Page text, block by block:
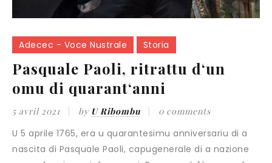
Adecec - Voce Nustrale Storia
Pasquale Paoli, ritrattu d‘un
omu di quarant‘anni
5 avril 2021 by U Ribombu 0 comments
U 5 aprile 1765, era u quarantesimu anniversariu di a nascita di Pasquale Paoli, capugenerale di a nazione corsa dapoi quasi dece anni. Pruvemu à fà, secondu certe testimunianze, u ritrattu di issu omu di quaranta anni. Ottu ghjorni dopu issu 5 aprile, Marbeuf u scontra tramezu à Bastia è San Fiurenzu. Scrive à Choiseul : “Le général Paoli est un homme assez intéressant pour que vous soyez peut-être bien aise de savoir ce qui le concerne. Il est grand et assez gros, blond il a un fort beau teint et une figure fort riante. Il est étonnant qu‘un homme dans sa position ait l‘air aussi frais, et aussi peu occupé…“. Quandu, à u mese di uttobre di u 1766, James Boswell ghjunghje in Suddacarò cù una lettera di ricumandazione di Jean-Jacques Rousseau, Paoli hà quaranta anni è sei mesi. U giovanu inglese, chì ellu hà vinticinque anni, trova un omu grande, forte, ben fattu, vistutu di verde è d‘oru. Nanzu, Paoli avia l‘abitutine di vestesi à a corsa, ma dapoi ch‘elli eranu ghjunti i Francesi per aiutà i Genuvesi, pensava chì una certa eleganza pudia fà impressione. Boswell restò abbacciacatu davanti à u capiguvernu di un paisichjulu cum‘è a Corsica. Hè vera chì a nomina avia francatu i mari. Boccheciampe avia fattu entre l‘Inglese in a sala di travagliu di Paoli, è l‘avia lasciati soli. Boswell si trova dipunta à un omu maestosu, energicu, impunente, chì u feghja cù un sguardu acutu, un sguardu chì li ghjunghje à l‘osse. Subitu hè intimuritu, è po, pianu pianu, si ripiglia. U generale li parlava senza famigliarità ma cù naturale. Paoli era un omu assennatu, francu, agradevule. Era sempre à boccarisa senza permettesi di scaccanà. Boswell passò una settimana in Suddacarò, è fù maravigliatu. Più di una volta si truvò solu à parlà cù Paoli. U generale era sempre in muvimentu. Sì ellu ùn era troppu stancu, ùn pusava. Passava è venia, tranquillu, cù una andatura marziale, è parlava di tuttu… in inglese, in francese, o in talianu. Avia assai memoria. Ritenia nomi è casate, cunnuscia i caratteri di e persone, e parentie, è citava autori latini. A so cultura era immensa. U so spiritu era adurnatu d una mansa di cunnuscenze. A so cunversazione era, attempu, istruttiva è divertente. Boswell conta ancu ch‘ellu avia u donu di prevede, svegliulu è durmendu, fatti à vene. L‘omu era calmu, è sapia cumandà. Avia una pruntezza di mente superiore. Un ghjornu ch‘elli li avianu purtatu un traditore, Boswell l‘hà vistu fighjalu cù un ochjacciu, ghjustu una piccula stonda, è po rivene tranquillu, placidu. L‘hà ancu vistu a mane à bon‘ora quandu ellu facia a so pulizia è ch‘ellu si vestia. Ancu tandu avia un cumpurtamentu degnu. A‘ tavula, u pastu era bundante ma semplice. Arricurdemuci ch‘ellu si facia serve patate per incuragginne a cultura à una epica chì in Francia ùn e cunnuscianu ancu. Un‘ li piacianu e pietanze cumplicate è mai beia vini ghjunti da fora. Quandu Boswell si ne andò, per ellu Pasquale Paoli era un omu strasurdinariu, un eroe. U 13 ghjugnu 1769, trentacinque ghjorni dopu a disfatta di Pontenovu, l‘eroe si imbarcava in Portivechju per l‘esiliu. Avia quarantaquattru anni. Trè mesi dopu era in Inghilterra duve ellu hè statu più di vinti anni. Passò per Livornu, Firenze, Bologna, Mantova, Verona, Vienna, Monacu di Baviera, Francuforte, l‘Aia, Utrecht è Amsterdam. Dapertuttu era fistighjatu cum‘è u campione di a Libertà. Era accoltu da i duca è da i rè. In Mantova, duve ellu si hè fermatu una decina di ghjorni, hè statu ricevutu da l‘imperatore austriacciu, Ghjiseppu Secondu. Custì ci era Padre Saveriu Bettinelli, un ghjesuitu di una quarantina di anni, digià celebre cum‘è prufessore, scrittore, puetu, criticu litterariu. Currispundia cù Voltaire è cunniscia a lingua francese quant‘è a taliana. In una lettera à “Madame de l‘Hôpital“, Bettinelli dice : “Après plusieurs conversations que j‘ai eu avec cet homme célèbre, et peu connu hors de la Corse, il me paraît digne d‘être peint pour l‘honneur de l‘humanité, et de notre siècle, qui n‘est pas riche et peut avoir besoin d‘exemples. Je l‘ai considéré en bien et en mal, mais je n‘ai vu que le beau côté. S‘il en a un mauvais, il le cache bien. Il est d‘une taille avantageuse, bien faite, et dans les proportions d‘un corps robuste : le visage beau, tous les traits réguliers, blond tirant au roux, les yeux vifs et pleins de douceur, et encore plus de feu, quoique bleus lorsqu‘il s‘anime en parlant.“ Chì Pasquale Paoli era grande è rubustu, a ci avia digià detta Boswell. D‘altronde, avemu d‘ellu qualchì ritrattu di issa epica. Per esempiu, quandu ellu passò in Amsterdam, ci era una pittrice francese, Sophie Caron. Fece un ritrattu chì ghjè statu incisu nantu à ramu da Hubraken, stampatu è distribuitu à chì ne vulia. Contanu chì, quandu Sophie Caron fece u ritrattu, dumandò à Paoli chì vestura andava a megliu. E‘ Paoli averebbi rispostu : “Per esse in u veru, ci vurebbi à riprisentami in camisgia… chì a Francia mi hà spugliatu“. In Amsterdam ci era dinù un abate francese, Gabriel- François Coyer, chì hà vistu à Paoli è hà scrittu : “Paoli n‘a ni la taille, ni l‘air héroïque : il n‘a même pas l‘air italien. Sans être grand, il a les épaules assez larges, le teint fort blanc, des cheveux blonds, une physionomie douce et modeste“. Qualchì ghjornu nanzu, à Francuforte, Paoli avia scontru un giuvanottu, incunnusciutu tandu, ma chì serà prestu celebre in u mondu interu : Johann Wolfgang von Goethe. Goethe hà dettu chì Paoli era un bellu omu, smirzu, biondu, graziosu, affabile. Isse parulle sò state scritte una cinquantina di anni dopu in un libru autobiograficu intitulatu “Puesia è Verità“, è bisogna à mette da cantu quella chì face di Paoli un omu “smirzu“. Ciò chì hè sicuru, hè chì Paoli avia u fisicu di un omu di u nordu. U litteratore inglese Oraziu Walpole hà scrittu: “era accantu à ellu dapoi qualchì minutu è u pigliava per un ufficiale inglese, o almenu scuzzese“. Tandu, semu sempre in 69. Quattru anni dopu, u filosofu è puetu inglese James Beattie, scrive : “Paoli hà un carnatu chjaru è culuritu. Hà l‘ochji neri acuti. Misura, credu, cinque pedi è nove pollici (ciò chì ferebbi un metru è ottantacinque, allora chì l‘abate Expilly, geografu francese venutu in Corsica, dice “5 pieds, 5 pouces“, dunque un metru è settantasei). Hè rubustu ma micca sgalabatu. E so manere sò semplice è degne. U so sguardu, u so parlà, sò quelli di un superiore, ma ùn hè nè severu nè fieru. A‘ u cuntrariu, hè assai curtese. Un surisu schjarisce a so faccia senza mai cambiassi in risa. I so tratti sò regulari è piacenti.“ Per Beattie, Paoli hè ochjineru, allora chì Bettinelli hà dettu “bleus lorsqu‘il s‘anime en parlant“. Vistu u so fisicu di biondu si pò pensà à ochji naturalmente verdi turchini ma chì cambianu di culore secondu l‘ambiente. Bettinelli dà dinù una precisione pè u culore di i capelli. Dice : “blonds, tirant sur le roux“. L‘Alemani, l‘Inglesi, l‘anu vistu biondu è basta, ma hè nurmale chì un Talianu sia più attenti à un culore chì ùn hè micca cumunu in u so paese. In Corsica, capibiondi è capirossi ci ne hè quantunque parechji. Un‘ sò sì d‘altra ghjente hà parlatu di issu culore di i capelli di paoli, ma Guerrazzi chì si hè ducumentatu per scrive u so rumanzu “Pasquale Paoli ossia la rotta di Pontenuovo“ parla di capelli “di colore fulvo“, vene à dì russicciu. Cuntinuvemu a lettera di Padre Bettinelli à “Madame de l‘Hôpital“ : “Sa figure intéressante et son port majestueux arrêtent les regards de tout le monde. On le croirait un homme de 40 ans et il en a 44 accomplis. Son tempérament est donc bien fort, après tant de peines et de travaux. Toute saison lui est égale, tout aliment indifférent. Il est sobre en tout, et les plaisirs de l‘âme semblent les seuls qu‘il aime. Quoique très poli avec les dames, et n‘ignorant pas cet air de galanterie qu‘elles exigent des hommes aimables, on voit qu‘il n‘est pas de la profession et qu‘il ne s‘en occupe que par politesse (Paoli avia dettu à Boswell chì mai si mariterebbi, ch‘ellu ùn avia e virtù cunghjugale. O allora ch‘ellu si mariterebbi cù una donna ricca immensa chì metterebbi a so furtuna à u serviziu di a patria) ; je l‘ai vu avec elles, et c‘était un homme du monde ; je l‘ai vu avec les enfants de ces dames, et il descendait naturellement jusqu‘à eux. Il est tout ce qu‘il doit être et il l‘est sans efforts. L‘éloquence lui est naturelle ; les occasions de parler en public ne sont plus ; mais ses discours les plus indifférents font conjecturer ce qu‘il était à la tête de la nation.“ “Une voix claire et agréable, le geste vif et plein d‘action, tous ses mouvements font sentir la force de l‘âme, et les grâces de la personne. L‘Anglais, le Français, le Latin lui sont familiers, mais il préfère l‘Italien, sa langue naturelle, qu‘il parle très bien - Per l‘inglese, Boswell conta chì Paoli l‘avia amparatu in Napuli cù Irlandesi, ma quandu ellu l‘hà vistu in Suddacarò, facianu dece anni ch‘ellu ùn u parlava più, è circava e so parulle -. La noblesse et la simplicité caractérisent son style ; toujours modeste et réservé dans ses discours, on y sent un air de vérité qui ne laisse même pas douter de l‘exactitude, et de la sincérité de ses narrations et de ses sentiments. La conversation ne languit jamais en sa compagnie, toujours égal même avec des personnes frivoles ou indiscrètes, qui justifieraient quelque impatience dans un homme de ce caractère, puisque nous ne pouvions la dissimuler. En bonne compagnie de gens raisonnables et discrets, c‘est un plaisir de le voir s‘épancher en liberté. C‘est alors qu‘on admire les qualités de l‘âme et du cœur qui en font un homme unique. Toute la solidité du Législateur, du Philosophe et du Guerrier, toutes les connaissances du Savant et de l‘homme de lettres, avec toutes les manières et les grâces de l‘homme de Cour, la facilité, la bonté, la familiarité de l‘homme de Société, composent cet homme qui fait honneur à l‘homme. Sa mémoire est prodigieuse ; l‘histoire, la poésie, les anciens,